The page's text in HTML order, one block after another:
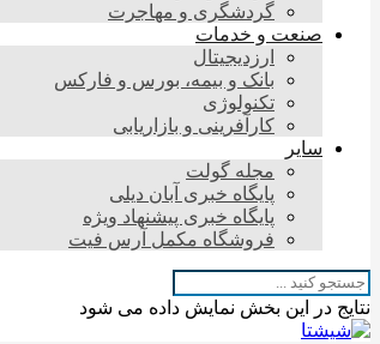
گردشگری و مهاجرت
صنعت و خدمات
ارزدیجیتال
بانک و بیمه، بورس و فارکس
تکنولوژی
کارآفرینی و بازاریابی
سایر
مجله گولت
پایگاه خبری آبان دیلی
پایگاه خبری پیشنهاد ویژه
فروشگاه مکمل آرس فیت
نتایج در این بخش نمایش داده می شود